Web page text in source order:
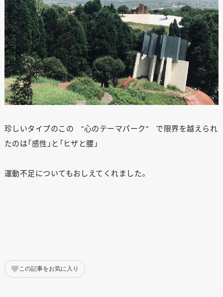
ANATA.
ABOUT US
珍しいタイプのこの ”心のテーマパーク” で限界を越えられ
たのは「感性」と「ヒザと腰」
運動不足についてもおしえてくれました。
この記事をお気に入り